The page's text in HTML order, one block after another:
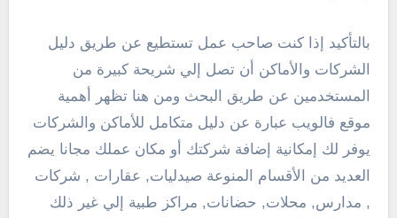
بالتأكيد إذا كنت صاحب عمل تستطيع عن طريق دليل
الشركات والأماكن أن تصل إلي شريحة كبيرة من
المستخدمين عن طريق البحث ومن هنا تظهر أهمية
موقع فالويب عبارة عن دليل متكامل للأماكن والشركات
يوفر لك إمكانية إضافة شركتك أو مكان عملك مجانا يضم
العديد من الأقسام المنوعة صيدليات, عقارات , شركات
, مدارس, محلات, حضانات, مراكز طبية إلي غير ذلك